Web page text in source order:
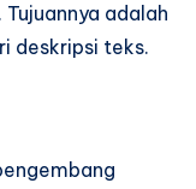
adalah
deskripsi teks.